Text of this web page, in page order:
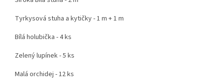
Tyrkysová stuha a kytičky - 1 m + 1 m
Bílá holubička - 4 ks
Zelený lupínek - 5 ks
Malá orchidej - 12 ks